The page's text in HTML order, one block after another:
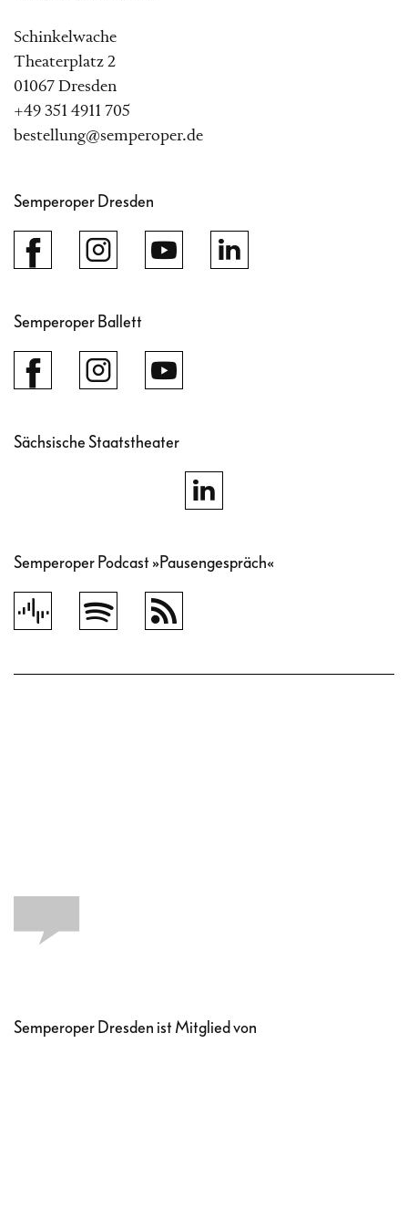
Schinkelwache
Theaterplatz 2
01067 Dresden
+49 351 4911 705
bestellung@semperoper.de
Semperoper Dresden
Semperoper Ballett
Sächsische Staatstheater
Semperoper Podcast »Pausengespräch«
Semperoper Dresden ist Mitglied von